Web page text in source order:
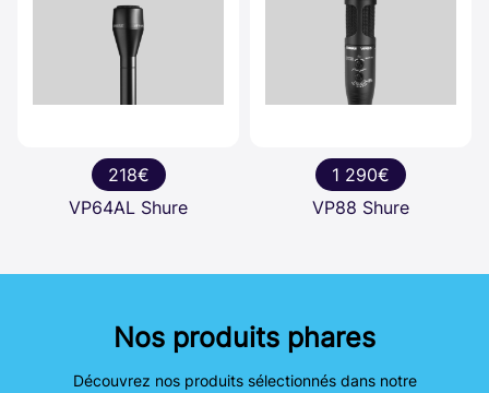
218€
VP64AL Shure
1 290€
VP88 Shure
Nos produits phares
Découvrez nos produits sélectionnés dans notre